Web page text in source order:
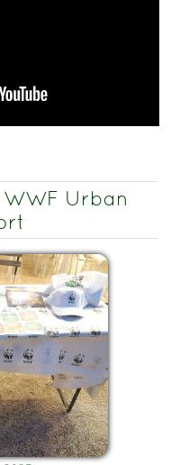
Urban